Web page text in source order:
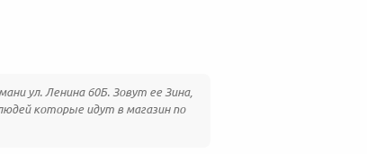
ул. Ленина 60Б. Зовут ее Зина,
которые идут в магазин по